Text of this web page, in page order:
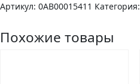
Артикул: 0AB00015411 Категория:
Похожие товары